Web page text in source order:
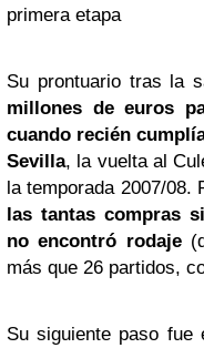
primera etapa
Su prontuario tras la
millones de euros
cuando recién
Sevilla, la vuelta al
la temporada 2007/08.
las tantas compras
no encontró rodaje
más que 26 partidos,
Su siguiente paso fue